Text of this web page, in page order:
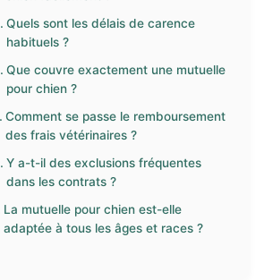
Quels sont les délais de carence
habituels ?
Que couvre exactement une mutuelle
pour chien ?
Comment se passe le remboursement
des frais vétérinaires ?
Y a-t-il des exclusions fréquentes
dans les contrats ?
La mutuelle pour chien est-elle
adaptée à tous les âges et races ?